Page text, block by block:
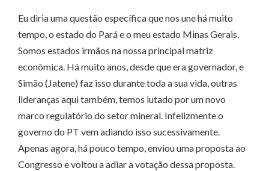
Eu diria uma questão específica que nos une há muito
tempo, o estado do Pará e o meu estado Minas Gerais.
Somos estados irmãos na nossa principal matriz
econômica. Há muito anos, desde que era governador, e
Simão (Jatene) faz isso durante toda a sua vida, outras
lideranças aqui também, temos lutado por um novo
marco regulatório do setor mineral. Infelizmente o
governo do PT vem adiando isso sucessivamente.
Apenas agora, há pouco tempo, enviou uma proposta ao
Congresso e voltou a adiar a votação dessa proposta.